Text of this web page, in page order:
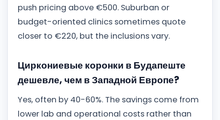
push pricing above €500. Suburban or
budget-oriented clinics sometimes quote
closer to €220, but the inclusions vary.
Циркониевые коронки в Будапеште
дешевле, чем в Западной Европе?
Yes, often by 40-60%. The savings come from
lower lab and operational costs rather than